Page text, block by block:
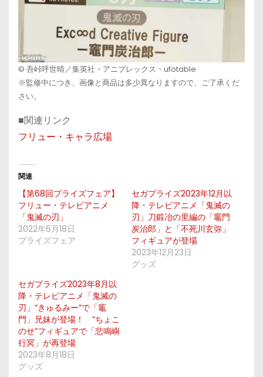
© 吾峠呼世晴／集英社・アニプレックス・ufotable
※監修中につき、画像と商品は多少異なりますので、ご了承くだ
さい。
■関連リンク
フリュー・キャラ広場
関連
【第68回プライズフェア】
フリュー・テレビアニメ
「鬼滅の刃」
2022年6月18日
プライズフェア
セガプライズ2023年12月以
降・テレビアニメ「鬼滅の
刃」刀鍛冶の里編の「竈門
炭治郎」と「不死川玄弥」
フィギュアが登場
2023年12月23日
グッズ
セガプライズ2023年8月以
降・テレビアニメ「鬼滅の
刃」“きゅるみー”で「竈
門」兄妹が登場！ ”ちょこ
のせ”フィギュアで「悲鳴嶼
行冥」が再登場
2023年8月18日
グッズ